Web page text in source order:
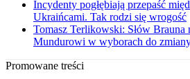
Incydenty pogłębiają przepaść
Ukraińcami. Tak rodzi się wrogość
Tomasz Terlikowski: Słów
Mundurowi w wyborach do
Promowane treści